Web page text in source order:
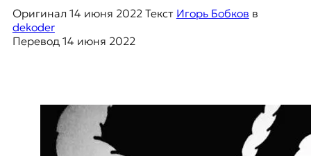
Е
в
р
Оригинал 14 июня 2022Текст Игорь Бобков в
dekoder
Перевод 14 июня 2022